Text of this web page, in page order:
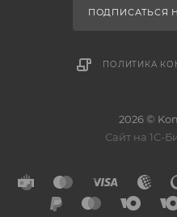
ПОДПИСАТЬСЯ
ПОЛИТИКА
2026 ©
Сайт на 1С-